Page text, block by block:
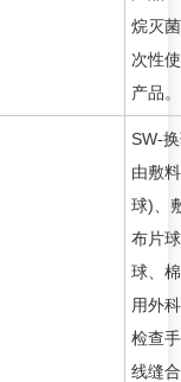
烷灭
次性
产品。
SW-
由敷
球)、
布片
球、
用外
检查
线缝